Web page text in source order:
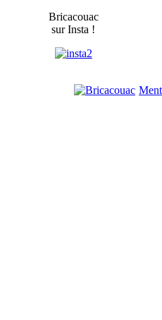
Bricacouac
sur Insta !